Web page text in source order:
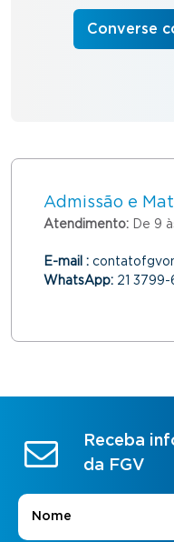
Converse
Admissão e
Atendimento: De 9
E-mail :
WhatsApp: 21
Receba
da FGV
Nome